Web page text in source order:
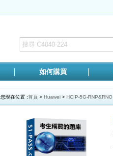
如何購買
您現在位置 :首頁 > Huawei > HCIP-5G-RNP&RNO